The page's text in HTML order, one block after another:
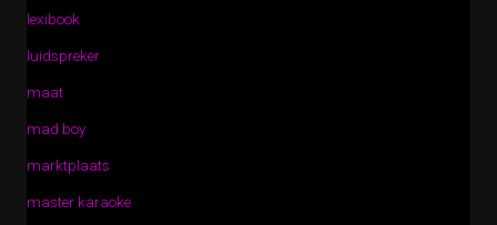
lexibook
luidspreker
maat
mad boy
marktplaats
master karaoke